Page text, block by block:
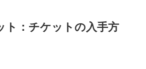
ト：チケットの入手方